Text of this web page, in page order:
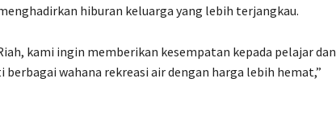
hiburan keluarga yang lebih terjangkau.
kami ingin memberikan kesempatan kepada pelajar dan
wahana rekreasi air dengan harga lebih hemat,”